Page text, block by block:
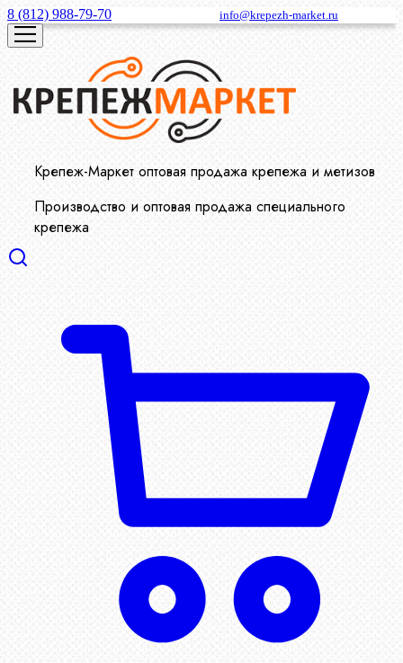
8 (812) 988-79-70 info@krepezh-market.ru
Крепеж-Маркет оптовая продажа крепежа и метизов
Производство и оптовая продажа специального
крепежа